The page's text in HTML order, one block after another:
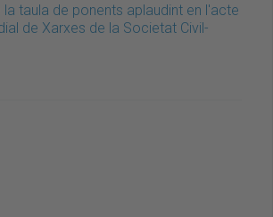
la taula de ponents aplaudint en l'acte
de Xarxes de la Societat Civil-